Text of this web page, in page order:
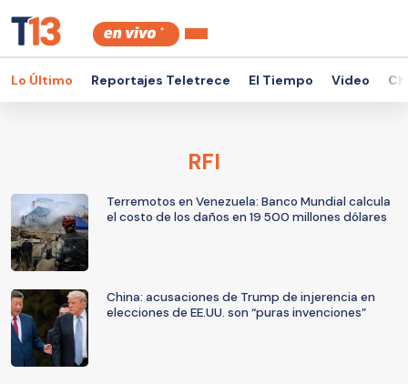
Lo Último Reportajes Teletrece El Tiempo Video
RFI
Terremotos en Venezuela: Banco Mundial calcula
el costo de los daños en 19 500 millones dólares
China: acusaciones de Trump de injerencia en
elecciones de EE.UU. son “puras invenciones”